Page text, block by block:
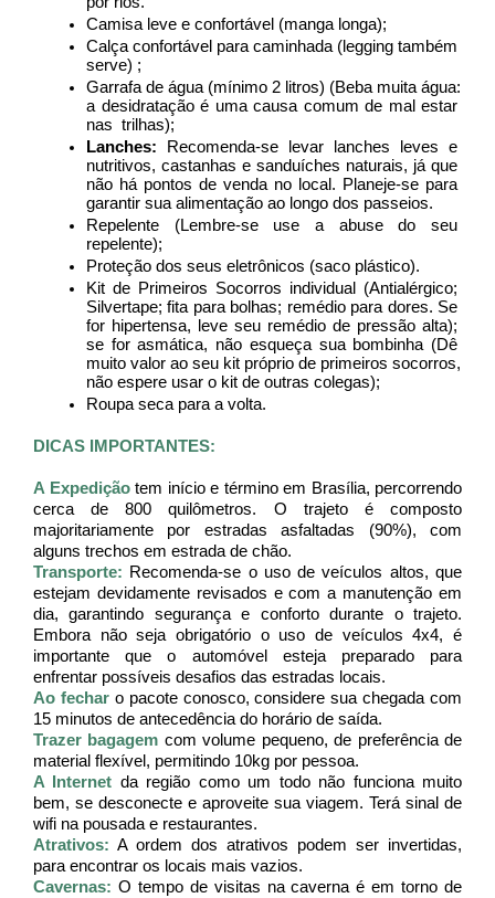
Camisa leve e confortável (manga longa);
Calça confortável para caminhada (legging também
serve) ;
Garrafa de água (mínimo 2 litros) (Beba muita água:
a desidratação é uma causa comum de mal estar
nas  trilhas);
Lanches: Recomenda-se levar lanches leves e
nutritivos, castanhas e sanduíches naturais, já que
não há pontos de venda no local. Planeje-se para
garantir sua alimentação ao longo dos passeios.
Repelente (Lembre-se use a abuse do seu
repelente);
Proteção dos seus eletrônicos (saco plástico).
Kit de Primeiros Socorros individual (Antialérgico;
Silvertape; fita para bolhas; remédio para dores. Se
for hipertensa, leve seu remédio de pressão alta);
se for asmática, não esqueça sua bombinha (Dê
muito valor ao seu kit próprio de primeiros socorros,
não espere usar o kit de outras colegas);
Roupa seca para a volta.
DICAS IMPORTANTES:
A Expedição tem início e término em Brasília, percorrendo
cerca de 800 quilômetros. O trajeto é composto
majoritariamente por estradas asfaltadas (90%), com
alguns trechos em estrada de chão.
Transporte: Recomenda-se o uso de veículos altos, que
estejam devidamente revisados e com a manutenção em
dia, garantindo segurança e conforto durante o trajeto.
Embora não seja obrigatório o uso de veículos 4x4, é
importante que o automóvel esteja preparado para
enfrentar possíveis desafios das estradas locais.
Ao fechar o pacote conosco, considere sua chegada com
15 minutos de antecedência do horário de saída.
Trazer bagagem com volume pequeno, de preferência de
material flexível, permitindo 10kg por pessoa.
A Internet da região como um todo não funciona muito
bem, se desconecte e aproveite sua viagem. Terá sinal de
wifi na pousada e restaurantes.
Atrativos: A ordem dos atrativos podem ser invertidas,
para encontrar os locais mais vazios.
Cavernas: O tempo de visitas na caverna é em torno de